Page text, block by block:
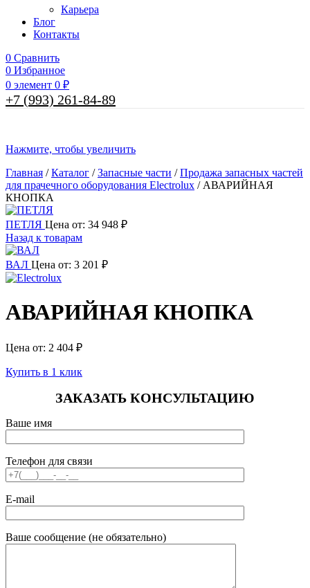
Карьера
Блог
Контакты
0 Сравнить
0 Избранное
0 элемент 0 ₽
+7 (993) 261-84-89
Нажмите, чтобы увеличить
Главная /Каталог /Запасные части /Продажа запасных частей
для прачечного оборудования Electrolux / АВАРИЙНАЯ
КНОПКА
ПЕТЛЯ Цена от: 34 948 ₽
Назад к товарам
ВАЛ Цена от: 3 201 ₽
АВАРИЙНАЯ КНОПКА
Цена от: 2 404 ₽
Купить в 1 клик
ЗАКАЗАТЬ КОНСУЛЬТАЦИЮ
Ваше имя
Телефон для связи
E-mail
Ваше сообщение (не обязательно)